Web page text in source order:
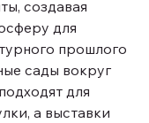
создавая
для
прошлого
сады вокруг
для
а выставки